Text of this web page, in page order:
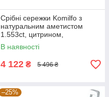
Срібні сережки Komilfo з
натуральним аметистом
1.553ct, цитрином,
хризолітом, топазом
(2193265)
В наявності
4 122 ₴ 5 496 ₴
–25%